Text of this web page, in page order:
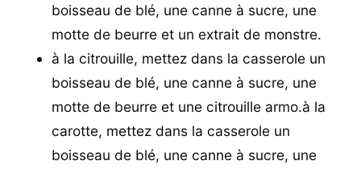
boisseau de blé, une canne à sucre, une
motte de beurre et un extrait de monstre.
à la citrouille, mettez dans la casserole un
boisseau de blé, une canne à sucre, une
motte de beurre et une citrouille armo.à la
carotte, mettez dans la casserole un
boisseau de blé, une canne à sucre, une